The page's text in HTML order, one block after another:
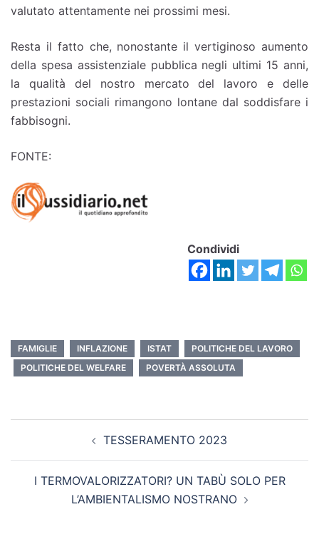
valutato attentamente nei prossimi mesi.
Resta il fatto che, nonostante il vertiginoso aumento
della spesa assistenziale pubblica negli ultimi 15 anni,
la qualità del nostro mercato del lavoro e delle
prestazioni sociali rimangono lontane dal soddisfare i
fabbisogni.
FONTE:
Condividi
FAMIGLIE INFLAZIONE ISTAT
POLITICHE DEL LAVORO
POLITICHE DEL WELFARE
POVERTÀ ASSOLUTA
TESSERAMENTO 2023
I TERMOVALORIZZATORI? UN TABÙ SOLO PER
L’AMBIENTALISMO NOSTRANO